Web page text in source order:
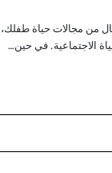
من مجالات حياة طفلك،
الاجتماعية. في حين…